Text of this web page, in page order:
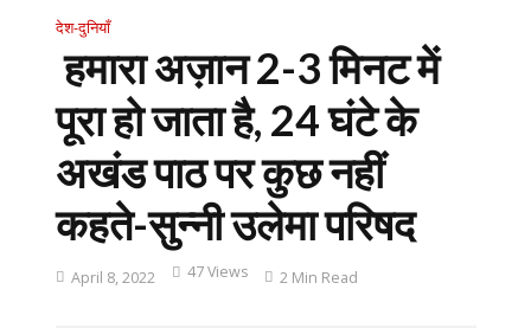
देश-दुनियाँ
हमारा अज़ान 2-3 मिनट में
पूरा हो जाता है, 24 घंटे के
अखंड पाठ पर कुछ नहीं
कहते-सुन्नी उलेमा परिषद
April 8, 2022 47 Views 2 Min Read